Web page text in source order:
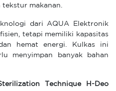
makanan.
dari AQUA Elektronik
tetapi memiliki kapasitas
hemat energi. Kulkas ini
menyimpan banyak bahan
Technique H-Deo